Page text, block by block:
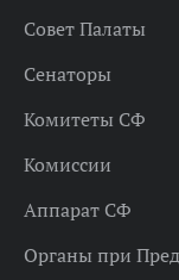
Совет Палаты
Сенаторы
Комитеты СФ
Комиссии
Аппарат СФ
Органы при